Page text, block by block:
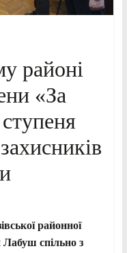
районі
«За
районної
Лабуш спільно з